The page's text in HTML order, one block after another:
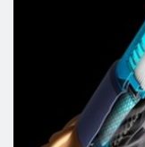
Kommission Zur
Tierindustrie An